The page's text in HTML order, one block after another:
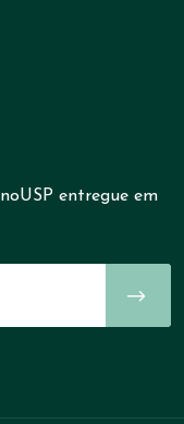
entregue em